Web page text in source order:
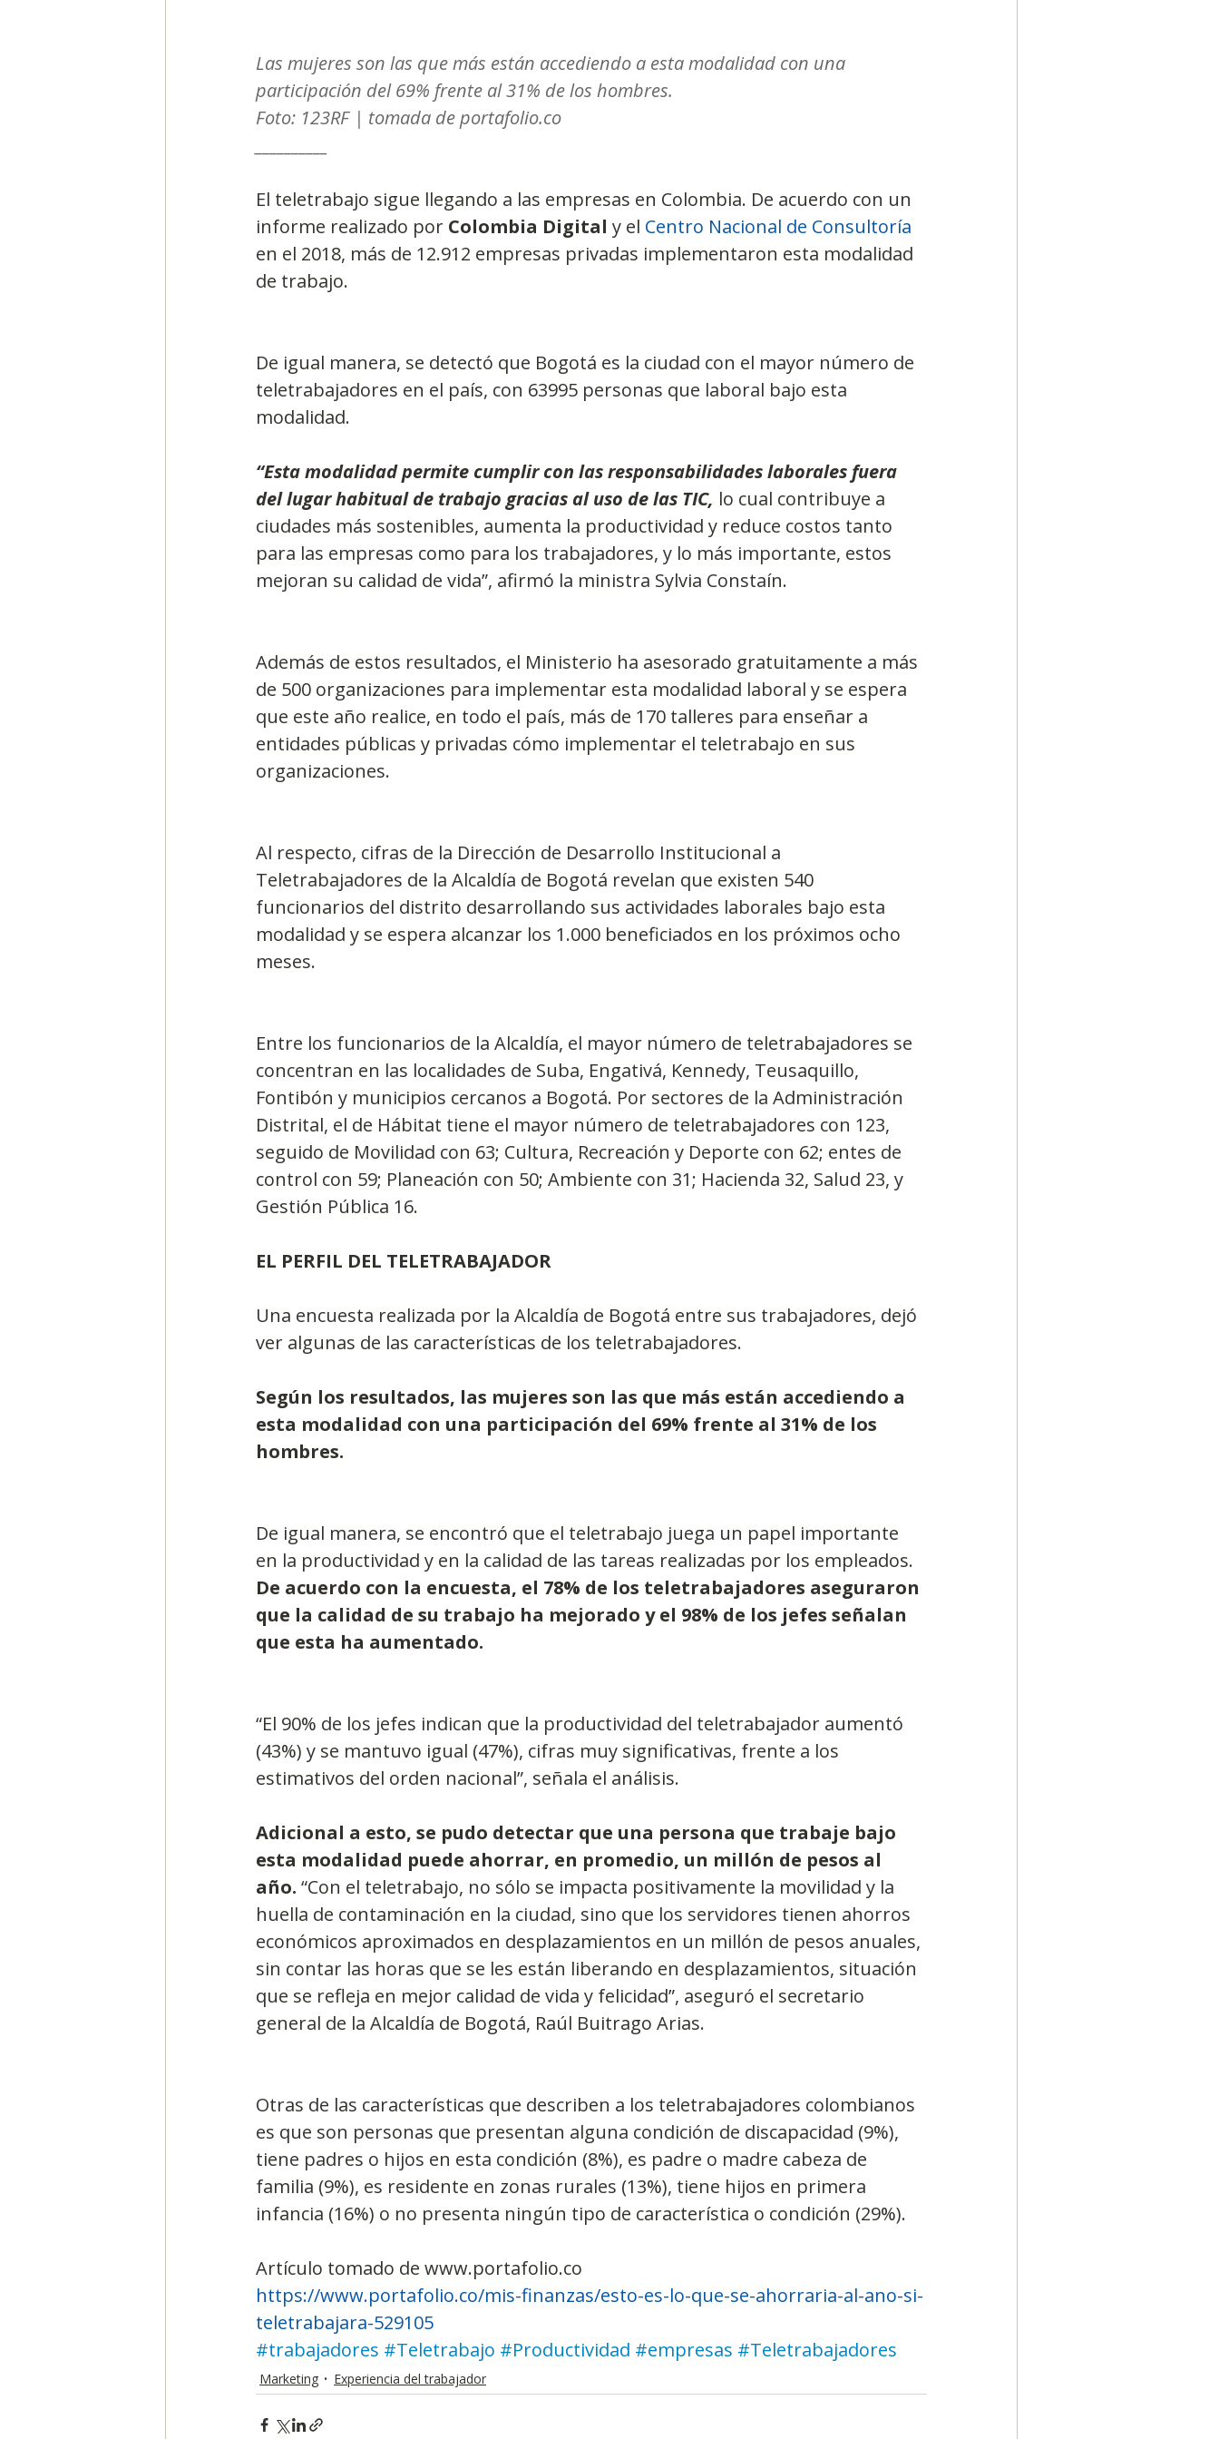
Las mujeres son las que más están accediendo a esta modalidad con una
participación del 69% frente al 31% de los hombres.
Foto: 123RF | tomada de portafolio.co
El teletrabajo sigue llegando a las empresas en Colombia. De acuerdo con un
informe realizado por Colombia Digital y el Centro Nacional de Consultoría
en el 2018, más de 12.912 empresas privadas implementaron esta modalidad
de trabajo.
De igual manera, se detectó que Bogotá es la ciudad con el mayor número de
teletrabajadores en el país, con 63995 personas que laboral bajo esta
modalidad.
“Esta modalidad permite cumplir con las responsabilidades laborales fuera
del lugar habitual de trabajo gracias al uso de las TIC, lo cual contribuye a
ciudades más sostenibles, aumenta la productividad y reduce costos tanto
para las empresas como para los trabajadores, y lo más importante, estos
mejoran su calidad de vida”, afirmó la ministra Sylvia Constaín.
Además de estos resultados, el Ministerio ha asesorado gratuitamente a más
de 500 organizaciones para implementar esta modalidad laboral y se espera
que este año realice, en todo el país, más de 170 talleres para enseñar a
entidades públicas y privadas cómo implementar el teletrabajo en sus
organizaciones.
Al respecto, cifras de la Dirección de Desarrollo Institucional a
Teletrabajadores de la Alcaldía de Bogotá revelan que existen 540
funcionarios del distrito desarrollando sus actividades laborales bajo esta
modalidad y se espera alcanzar los 1.000 beneficiados en los próximos ocho
meses.
Entre los funcionarios de la Alcaldía, el mayor número de teletrabajadores se
concentran en las localidades de Suba, Engativá, Kennedy, Teusaquillo,
Fontibón y municipios cercanos a Bogotá. Por sectores de la Administración
Distrital, el de Hábitat tiene el mayor número de teletrabajadores con 123,
seguido de Movilidad con 63; Cultura, Recreación y Deporte con 62; entes de
control con 59; Planeación con 50; Ambiente con 31; Hacienda 32, Salud 23, y
Gestión Pública 16.
EL PERFIL DEL TELETRABAJADOR
Una encuesta realizada por la Alcaldía de Bogotá entre sus trabajadores, dejó
ver algunas de las características de los teletrabajadores.
Según los resultados, las mujeres son las que más están accediendo a
esta modalidad con una participación del 69% frente al 31% de los
hombres.
De igual manera, se encontró que el teletrabajo juega un papel importante
en la productividad y en la calidad de las tareas realizadas por los empleados.
De acuerdo con la encuesta, el 78% de los teletrabajadores aseguraron
que la calidad de su trabajo ha mejorado y el 98% de los jefes señalan
que esta ha aumentado.
“El 90% de los jefes indican que la productividad del teletrabajador aumentó
(43%) y se mantuvo igual (47%), cifras muy significativas, frente a los
estimativos del orden nacional”, señala el análisis.
Adicional a esto, se pudo detectar que una persona que trabaje bajo
esta modalidad puede ahorrar, en promedio, un millón de pesos al
año. “Con el teletrabajo, no sólo se impacta positivamente la movilidad y la
huella de contaminación en la ciudad, sino que los servidores tienen ahorros
económicos aproximados en desplazamientos en un millón de pesos anuales,
sin contar las horas que se les están liberando en desplazamientos, situación
que se refleja en mejor calidad de vida y felicidad”, aseguró el secretario
general de la Alcaldía de Bogotá, Raúl Buitrago Arias.
Otras de las características que describen a los teletrabajadores colombianos
es que son personas que presentan alguna condición de discapacidad (9%),
tiene padres o hijos en esta condición (8%), es padre o madre cabeza de
familia (9%), es residente en zonas rurales (13%), tiene hijos en primera
infancia (16%) o no presenta ningún tipo de característica o condición (29%).
Artículo tomado de www.portafolio.co
https://www.portafolio.co/mis-finanzas/esto-es-lo-que-se-ahorraria-al-ano-si-
teletrabajara-529105
#trabajadores #Teletrabajo #Productividad #empresas #Teletrabajadores
Marketing Experiencia del trabajador